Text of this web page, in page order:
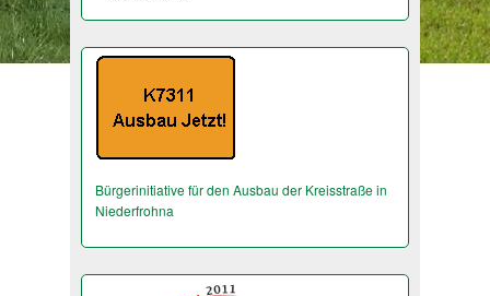
Bürgerinitiative für den Ausbau der Kreisstraße in
Niederfrohna